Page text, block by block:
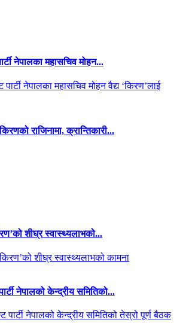
नेपालका महासचिव मोहन...
राजिनामा, क्रान्तिकारी...
शीघ्र स्वास्थ्यलाभको...
नेपालको केन्द्रीय समितिको...